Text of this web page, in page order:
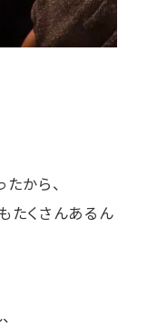
から、
たくさんあるん